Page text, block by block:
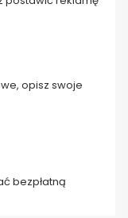
opisz swoje
bezpłatną